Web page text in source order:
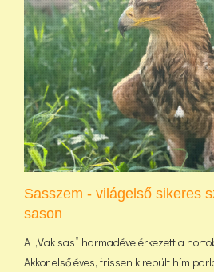
Sasszem - világelső sikeres
sason
A „Vak sas” harmadéve érkezett a
Akkor első éves, frissen kirepült hím